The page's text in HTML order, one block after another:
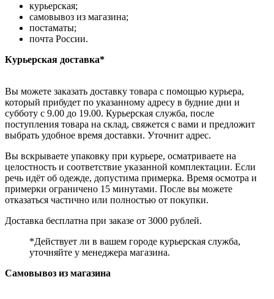
курьерская;
самовывоз из магазина;
постаматы;
почта России.
Курьерская доставка*
Вы можете заказать доставку товара с помощью курьера,
который прибудет по указанному адресу в будние дни и
субботу с 9.00 до 19.00. Курьерская служба, после
поступления товара на склад, свяжется с вами и предложит
выбрать удобное время доставки. Уточнит адрес.
Вы вскрываете упаковку при курьере, осматриваете на
целостность и соответствие указанной комплектации. Если
речь идёт об одежде, допустима примерка. Время осмотра и
примерки ограничено 15 минутами. После вы можете
отказаться частично или полностью от покупки.
Доставка бесплатна при заказе от 3000 рублей.
*Действует ли в вашем городе курьерская служба,
уточняйте у менеджера магазина.
Самовывоз из магазина